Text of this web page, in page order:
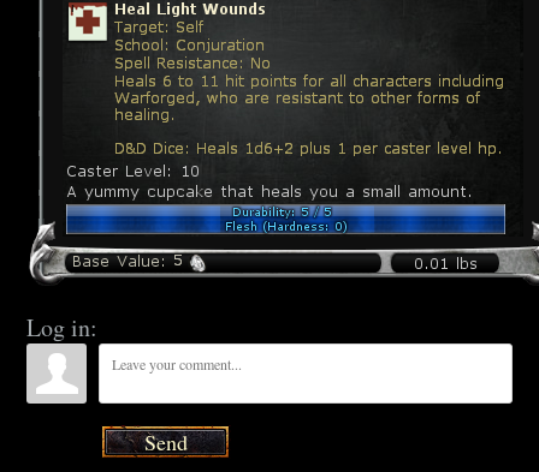
Log in:
Send